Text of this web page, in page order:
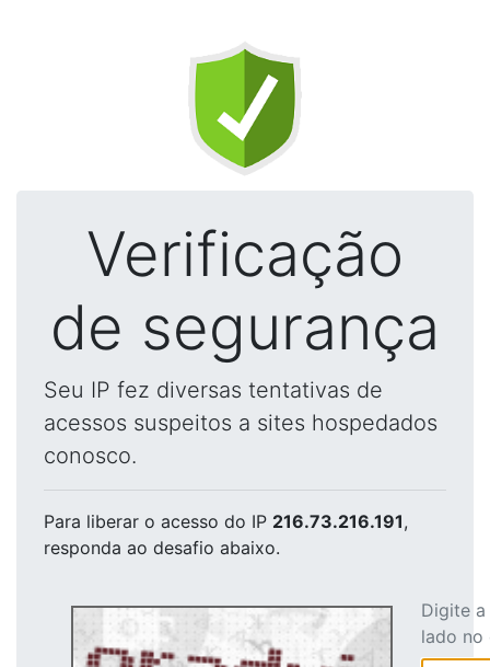
Verificação
de segurança
Seu IP fez diversas tentativas de
acessos suspeitos a sites hospedados
conosco.
Para liberar o acesso do IP 216.73.216.191,
responda ao desafio abaixo.
Digite
lado no